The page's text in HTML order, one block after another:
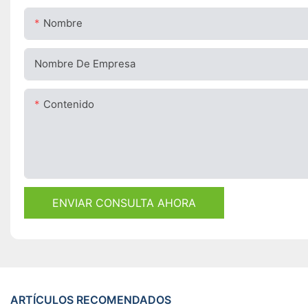
Nombre
Nombre De Empresa
Contenido
ENVIAR CONSULTA AHORA
ARTÍCULOS RECOMENDADOS